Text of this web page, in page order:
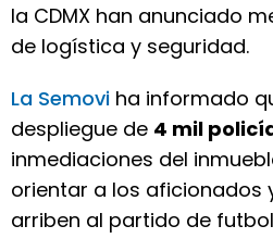
la CDMX han anunciado
de logística y seguridad.
La Semovi ha informado
despliegue de 4 mil
inmediaciones del
orientar a los aficionados
arriben al partido de